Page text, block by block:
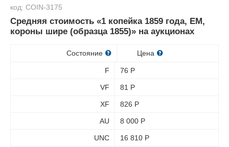
код: COIN-3175
Средняя стоимость «1 копейка 1859 года, ЕМ,
короны шире (образца 1855)» на аукционах
Состояние Цена
F 76 Р
VF 81 Р
XF 826 Р
AU 8 000 Р
UNC 16 810 Р